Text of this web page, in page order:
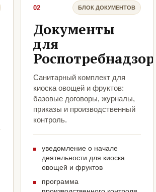
02 БЛОК ДОКУМЕНТОВ
Документы
для
Роспотребнадзора
Санитарный комплект для
киоска овощей и фруктов:
базовые договоры, журналы,
приказы и производственный
контроль.
уведомление о начале
деятельности для киоска
овощей и фруктов
программа